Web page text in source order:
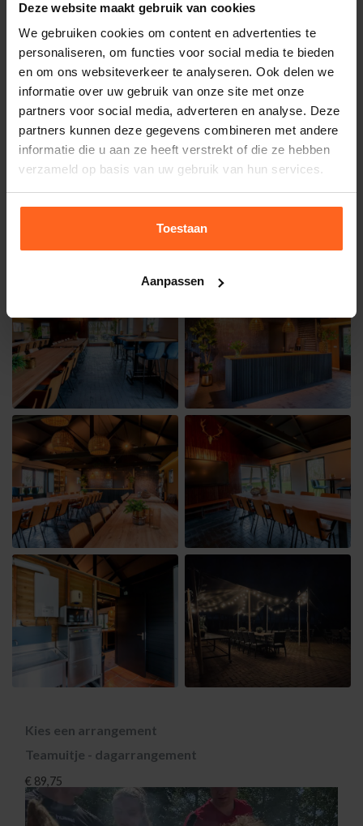
Deze website maakt gebruik van cookies
We gebruiken cookies om content en advertenties te
personaliseren, om functies voor social media te bieden
en om ons websiteverkeer te analyseren. Ook delen we
informatie over uw gebruik van onze site met onze
partners voor social media, adverteren en analyse. Deze
partners kunnen deze gegevens combineren met andere
informatie die u aan ze heeft verstrekt of die ze hebben
verzameld op basis van uw gebruik van hun services.
Toestaan
Aanpassen
Expeditie Robinson
Wie is de Mol?
Het Klimparcours
Escapeloop
Vlotbouwen
Borrel
Teamuitje aanvragen
Kies een arrangement
Teamuitje - dagarrangement
€ 89,75